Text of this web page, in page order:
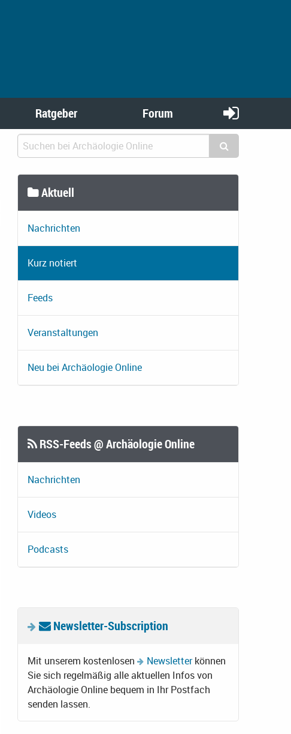
Ratgeber Forum
Aktuell
Nachrichten
Kurz notiert
Feeds
Veranstaltungen
Neu bei Archäologie Online
RSS-Feeds @ Archäologie Online
Nachrichten
Videos
Podcasts
Newsletter-Subscription
Mit unserem kostenlosen Newsletterkönnen
Sie sich regelmäßig alle aktuellen Infos von
Archäologie Online bequem in Ihr Postfach
senden lassen.